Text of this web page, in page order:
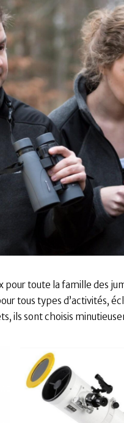
pour toute la famille des
tous types d’activités,
ils sont choisis